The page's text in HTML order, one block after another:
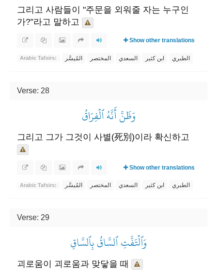
그리고 사람들이 "주문을 외워줄 자는 누구인
가?”라고 말하고
Show other translations
Arabic Tafsirs: المُيسَّر المختصر السعدي ابن كثير الطبري
Verse: 28
وَظَنَّ أَنَّهُ ٱلۡفِرَاقُ
그리고 그가 그것이 사별(死別)이라 확신하고
Show other translations
Arabic Tafsirs: المُيسَّر المختصر السعدي ابن كثير الطبري
Verse: 29
وَٱلۡتَفَّتِ ٱلسَّاقُ بِٱلسَّاقِ
괴로움이 괴로움과 맞닿을 때